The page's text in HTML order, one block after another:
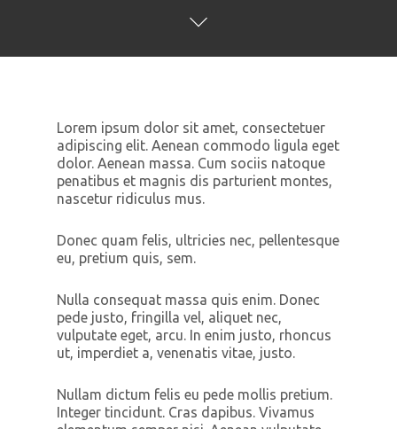
Lorem ipsum dolor sit amet, consectetuer
adipiscing elit. Aenean commodo ligula eget
dolor. Aenean massa. Cum sociis natoque
penatibus et magnis dis parturient montes,
nascetur ridiculus mus.
Donec quam felis, ultricies nec, pellentesque
eu, pretium quis, sem.
Nulla consequat massa quis enim. Donec
pede justo, fringilla vel, aliquet nec,
vulputate eget, arcu. In enim justo, rhoncus
ut, imperdiet a, venenatis vitae, justo.
Nullam dictum felis eu pede mollis pretium.
Integer tincidunt. Cras dapibus. Vivamus